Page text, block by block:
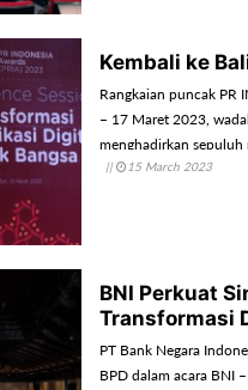
Kembali ke
Rangkaian puncak PR
– 17 Maret 2023,
menghadirkan sepuluh
menghadirkan lebih
|| 15 March 2023
BNI Perkuat
Transformasi
PT Bank Negara
BPD dalam acara BNI